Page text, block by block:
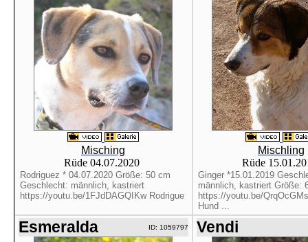
Misching
Rüde 04.07.2020
Rodriguez * 04.07.2020 Größe: 50 cm
Geschlecht: männlich, kastriert
https://youtu.be/1FJdDAGQIKw Rodrigue
Mischling
Rüde
Ginger *15.01.2019
männlich, kastriert Größe:
https://youtu.be/
Hund ...
Esmeralda ID: 1059797 Vendi